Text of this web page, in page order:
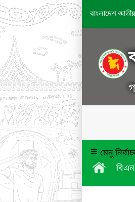
বাংলাদেশ
মেনু